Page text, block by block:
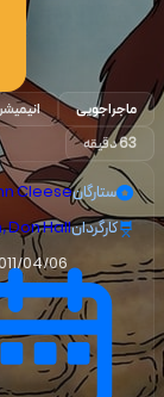
ماجراجویی
63 دقیقه
ستارگانCleese
کارگردانDon Hall
04/06